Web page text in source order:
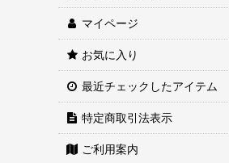
マイページ
お気に入り
最近チェックしたアイテム
特定商取引法表示
ご利用案内